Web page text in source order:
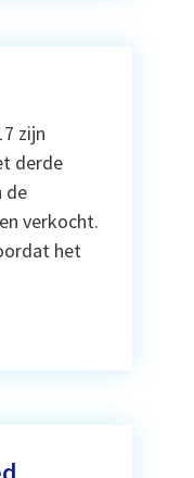
zijn
derde
de
verkocht.
het